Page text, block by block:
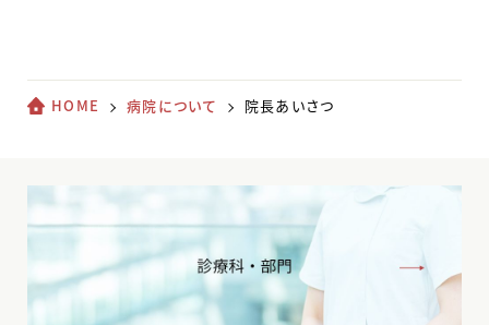
HOME 病院について 院長あいさつ